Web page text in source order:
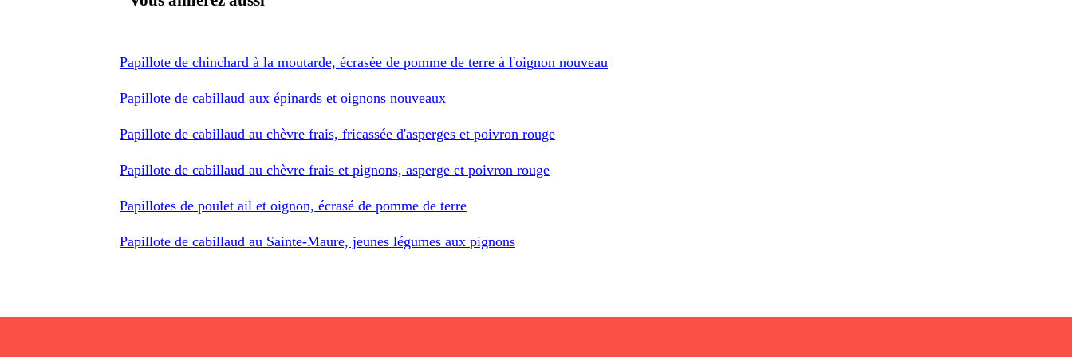
Papillote de chinchard à la moutarde, écrasée de pomme de terre à l'oignon nouveau
Papillote de cabillaud aux épinards et oignons nouveaux
Papillote de cabillaud au chèvre frais, fricassée d'asperges et poivron rouge
Papillote de cabillaud au chèvre frais et pignons, asperge et poivron rouge
Papillotes de poulet ail et oignon, écrasé de pomme de terre
Papillote de cabillaud au Sainte-Maure, jeunes légumes aux pignons